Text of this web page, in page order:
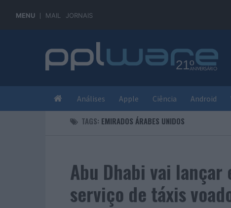
MENU MAIL JORNAIS
Análises Apple Ciência Android
TAGS: EMIRADOS ÁRABES UNIDOS
Abu Dhabi vai
serviço de táxis